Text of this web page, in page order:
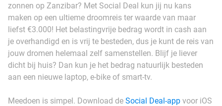
zonnen op Zanzibar? Met Social Deal kun jij nu kans
maken op een ultieme droomreis ter waarde van maar
liefst €3.000! Het belastingvrije bedrag wordt in cash aan
je overhandigd en is vrij te besteden, dus je kunt de reis van
jouw dromen helemaal zelf samenstellen. Blijf je liever
dicht bij huis? Dan kun je het bedrag natuurlijk besteden
aan een nieuwe laptop, e-bike of smart-tv.
Meedoen is simpel. Download de Social Deal-app voor iOS